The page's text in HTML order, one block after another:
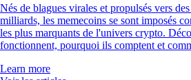
Nés de blagues virales et propulsés vers
milliards, les memecoins se sont imposés
les plus marquants de l'univers crypto.
fonctionnent, pourquoi ils comptent et
Learn more